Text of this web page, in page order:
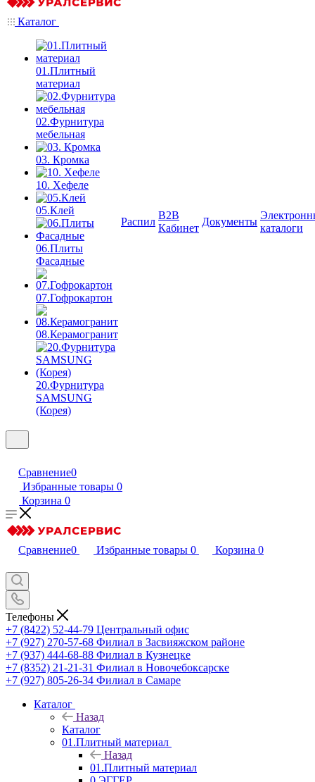
Каталог
01.Плитный
материал
02.Фурнитура
мебельная
03. Кромка
10. Хефеле
05.Клей
06.Плиты
Фасадные
07.Гофрокартон
08.Керамогранит
20.Фурнитура
SAMSUNG
(Корея)
Распил
B2B
Кабинет
Документы
каталоги
Сравнение0
Избранные товары 0
Корзина 0
Сравнение0 Избранные товары 0 Корзина 0
Телефоны
+7 (8422) 52-44-79 Центральный офис
+7 (927) 270-57-68 Филиал в Засвияжском районе
+7 (937) 444-68-88 Филиал в Кузнецке
+7 (8352) 21-21-31 Филиал в Новочебоксарске
+7 (927) 805-26-34 Филиал в Самаре
Каталог
Назад
Каталог
01.Плитный материал
Назад
01.Плитный материал